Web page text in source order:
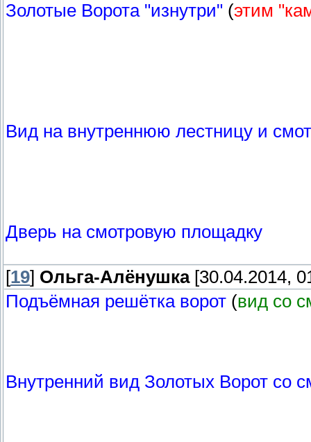
Золотые Ворота "изнутри" (этим
Вид на внутреннюю лестницу и
Дверь на смотровую площадку
[19] Ольга-Алёнушка[30.04.2014,
Подъёмная решётка ворот (вид со
Внутренний вид Золотых Ворот со